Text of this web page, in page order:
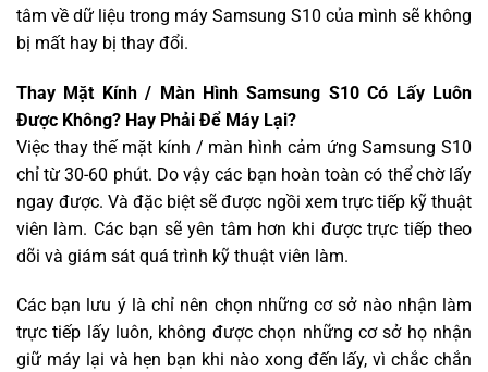
tâm về dữ liệu trong máy Samsung S10 của mình sẽ không
bị mất hay bị thay đổi.
Thay Mặt Kính / Màn Hình Samsung S10 Có Lấy Luôn
Được Không? Hay Phải Để Máy Lại?
Việc thay thế mặt kính / màn hình cảm ứng Samsung S10
chỉ từ 30-60 phút. Do vậy các bạn hoàn toàn có thể chờ lấy
ngay được. Và đặc biệt sẽ được ngồi xem trực tiếp kỹ thuật
viên làm. Các bạn sẽ yên tâm hơn khi được trực tiếp theo
dõi và giám sát quá trình kỹ thuật viên làm.
Các bạn lưu ý là chỉ nên chọn những cơ sở nào nhận làm
trực tiếp lấy luôn, không được chọn những cơ sở họ nhận
giữ máy lại và hẹn bạn khi nào xong đến lấy, vì chắc chắn